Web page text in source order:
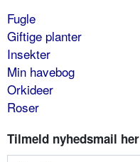
Fugle
Giftige planter
Insekter
Min havebog
Orkideer
Roser
Tilmeld nyhedsmail her